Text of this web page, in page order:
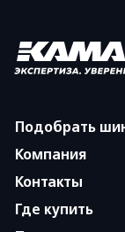
Подобрать
Компания
Контакты
Где купить